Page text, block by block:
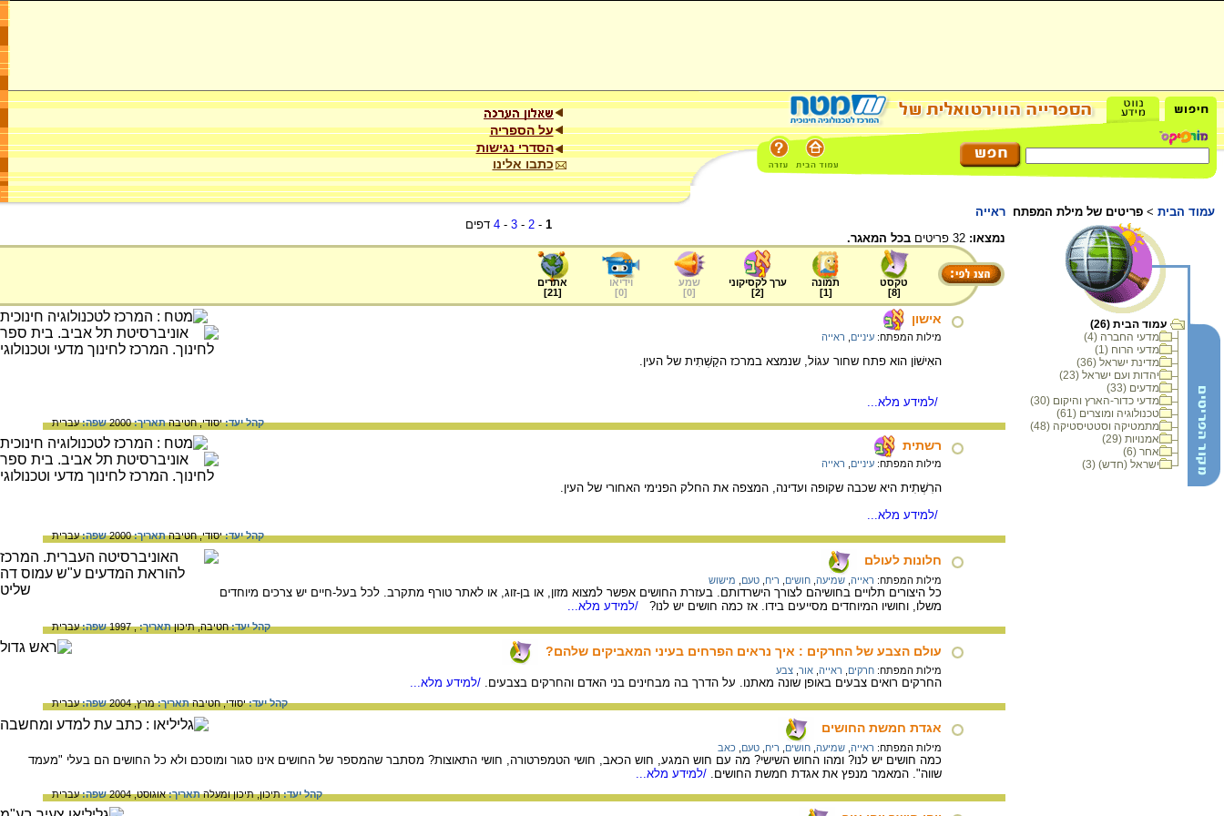
על הספריה
הסדרי נגישות
כתבו אלינו
עמוד הבית > פריטים של מילת המפתח ראייה
עמוד הבית (26)
מדעי החברה (4)
מדעי הרוח (1)
מדינת ישראל (36)
יהדות ועם ישראל (23)
מדעים (33)
מדעי כדור-הארץ והיקום (30)
טכנולוגיה ומוצרים (61)
מתמטיקה וסטטיסטיקה (48)
אמנויות (29)
אחר (6)
ישראל (חדש) (3)
1
-
2
-
3
-
4 דפים
נמצאו:
בכל המאגר.
טקסט
[
8
]
תמונה
[
1
]
ערך לקסיקוני
[
2
]
שמע
[
0
]
וידיאו
[
0
]
אתרים
[
21
]
אישון
מילות המפתח: עיניים ראייה
האִישׁוֹן הוא פתח שחור עגוֹל, שנמצא במרכז הקַשְׁתִית של העין.
/למידע מלא...
קהל יעד:יסודי,חטיבהתאריך:2000 שפה:עברית
רשתית
מילות המפתח: עיניים ראייה
הרִשְׁתִית היא שכבה שקופה ועדינה, המצפה את החלק הפנימי האחורי של העין.
/למידע מלא...
קהל יעד:יסודי,חטיבהתאריך:2000 שפה:עברית
חלונות לעולם
מילות המפתח: ראייה שמיעה חושים ריח טעם מישוש
כל היצורים תלויים בחושיהם לצורך הישרדותם. בעזרת החושים אפשר למצוא מזון, או בן-זוג, או לאתר טורף מתקרב. לכל בעל-חיים יש צרכים מיוחדים
משלו, וחושיו המיוחדים מסייעים בידו. אז כמה חושים יש לנו?
/למידע מלא...
קהל יעד:חטיבה,תיכוןתאריך:, 1997 שפה:עברית
עולם הצבע של החרקים : איך נראים הפרחים בעיני המאביקים שלהם?
מילות המפתח: חרקים ראייה אור צבע
החרקים רואים צבעים באופן שונה מאתנו. על הדרך בה מבחינים בני האדם והחרקים בצבעים. /למידע מלא...
קהל יעד:יסודי,חטיבהתאריך:מרץ, 2004 שפה:עברית
אגדת חמשת החושים
מילות המפתח: ראייה שמיעה חושים ריח טעם כאב
כמה חושים יש לנו? ומהו החוש השישי? מה עם חוש המגע, חוש הכאב, חושי הטמפרטורה, חושי התאוצות? מסתבר שהמספר של החושים אינו סגור ומוסכם ולא כל החושים הם בעלי "מעמד
שווה". המאמר מנפץ את אגדת חמשת החושים. /למידע מלא...
קהל יעד:תיכון,תיכון ומעלהתאריך:אוגוסט, 2004 שפה:עברית